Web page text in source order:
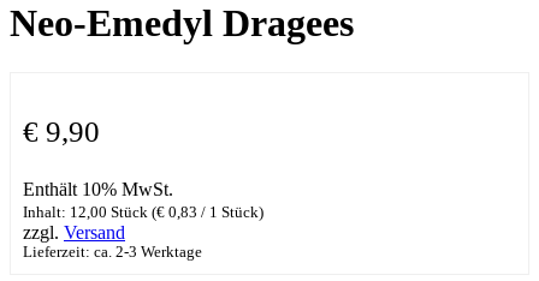
Neo-Emedyl Dragees
€ 9,90
Enthält 10% MwSt.
Inhalt: 12,00 Stück (€ 0,83 / 1 Stück)
zzgl. Versand
Lieferzeit: ca. 2-3 Werktage